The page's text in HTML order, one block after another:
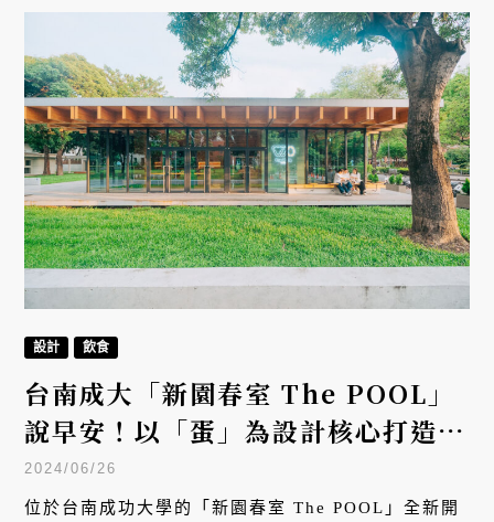
設計 飲食
台南成大「新園春室 The POOL」
說早安！以「蛋」為設計核心打造創
意實驗場
2024/06/26
位於台南成功大學的「新園春室 The POOL」全新開